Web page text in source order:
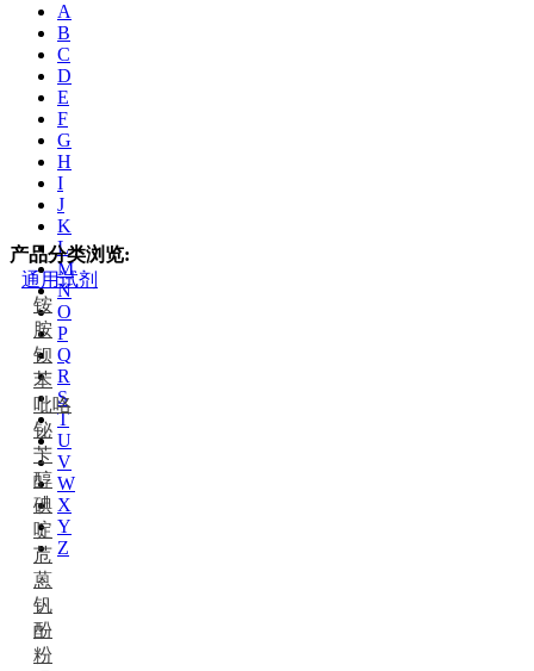
A
B
C
D
E
F
G
H
I
J
K
L
M
N
O
P
Q
R
S
T
U
V
W
X
Y
Z
产品分类浏览:
通用试剂
铵
胺
钡
苯
吡咯
铋
苄
醇
碘
啶
苊
蒽
钒
酚
粉